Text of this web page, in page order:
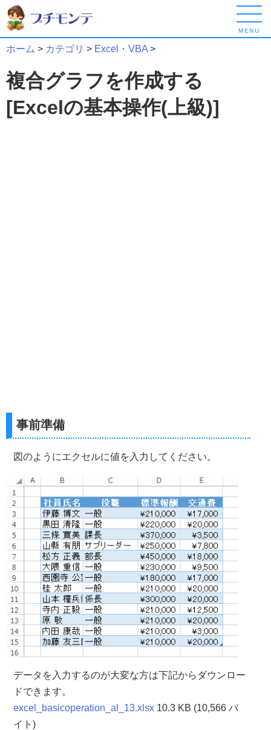
MENU
ホーム > カテゴリ > Excel・VBA>
複合グラフを作成する
[Excelの基本操作(上級)]
事前準備
図のようにエクセルに値を入力してください。
データを入力するのが大変な方は下記からダウンロー
ドできます。
excel_basicoperation_al_13.xlsx 10.3 KB (10,566 バ
イト)